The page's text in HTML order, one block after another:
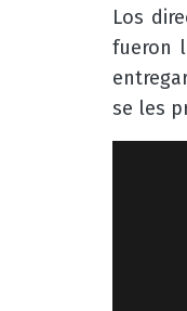
Los
fueron
se les